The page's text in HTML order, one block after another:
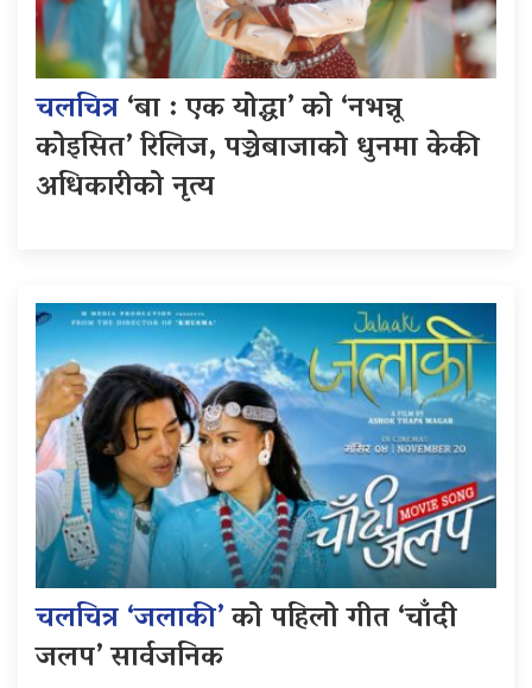
चलचित्र‘बा : एक योद्धा’ को ‘नभन्नू
कोइसित’ रिलिज, पञ्चेबाजाको धुनमा केकी
अधिकारीको नृत्य
चलचित्र ‘जलाकी’को पहिलो गीत ‘चाँदी
जलप’ सार्वजनिक